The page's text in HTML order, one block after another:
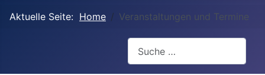
Aktuelle Seite: Home Veranstaltungen und Termine